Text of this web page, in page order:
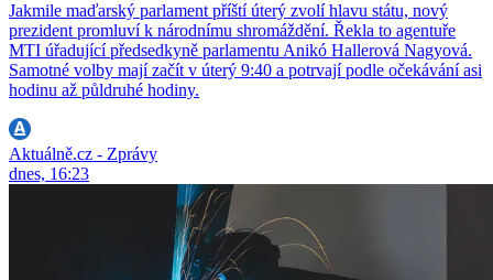
Jakmile maďarský parlament příští úterý zvolí hlavu státu, nový
prezident promluví k národnímu shromáždění. Řekla to agentuře
MTI úřadující předsedkyně parlamentu Anikó Hallerová Nagyová.
Samotné volby mají začít v úterý 9:40 a potrvají podle očekávání asi
hodinu až půldruhé hodiny.
Aktuálně.cz - Zprávy
dnes, 16:23